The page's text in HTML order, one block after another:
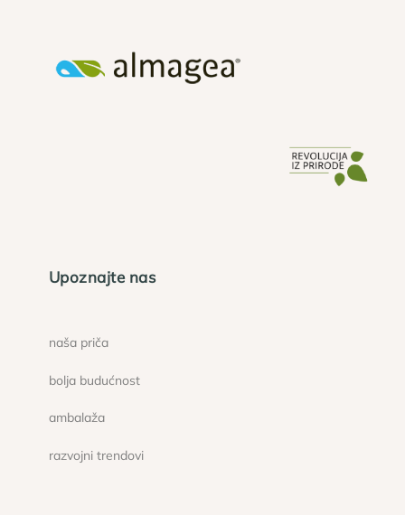
Upoznajte nas
naša priča
bolja budućnost
ambalaža
razvojni trendovi